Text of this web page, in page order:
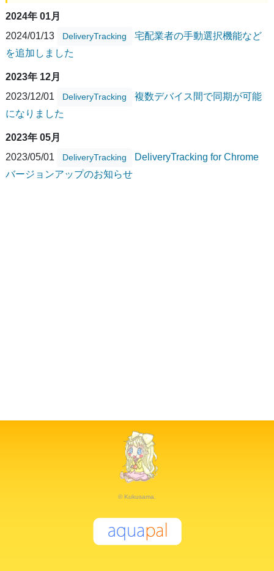
2024年 01月
2024/01/13
DeliveryTracking
宅配業者の手動選択機能など
を追加しました
2023年 12月
2023/12/01
DeliveryTracking
複数デバイス間で同期が可能
になりました
2023年 05月
2023/05/01
DeliveryTracking
DeliveryTracking for Chrome
バージョンアップのお知らせ
© Kukusama.